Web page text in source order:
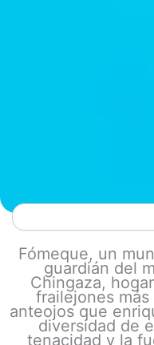
Search
Fómeque, un
guardián del
Chingaza,
frailejones
anteojos que
diversidad de
tenacidad y la